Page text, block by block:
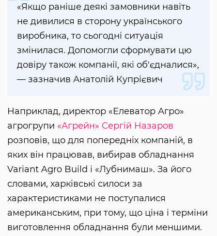
«Якщо раніше деякі замовники навіть
не дивилися в сторону українського
виробника, то сьогодні ситуація
змінилася. Допомогли сформувати цю
довіру також компанії, які об'єдналися»,
— зазначив Анатолій Купрієвич
Наприклад, директор «Елеватор Агро»
агрогрупи «Агрейн» Сергій Назаров
розповів, що для попередніх компаній, в
яких він працював, вибирав обладнання
Variant Agro Build і «Лубнимаш». За його
словами, харківські силоси за
характеристиками не поступалися
американським, при тому, що ціна і терміни
виготовлення обладнання були меншими.